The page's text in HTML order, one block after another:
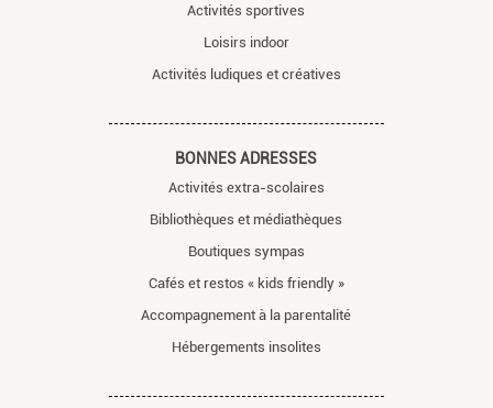
Activités sportives
Loisirs indoor
Activités ludiques et créatives
BONNES ADRESSES
Activités extra-scolaires
Bibliothèques et médiathèques
Boutiques sympas
Cafés et restos « kids friendly »
Accompagnement à la parentalité
Hébergements insolites